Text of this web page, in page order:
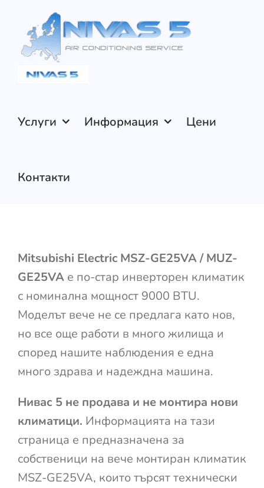
content
Услуги Информация Цени
Контакти
Mitsubishi Electric MSZ-GE25VA / MUZ-
GE25VAе по-стар инверторен климатик
с номинална мощност 9000 BTU.
Моделът вече не се предлага като нов,
но все още работи в много жилища и
според нашите наблюдения е една
много здрава и надеждна машина.
Нивас 5 не продава и не монтира нови
климатици. Информацията на тази
страница е предназначена за
собственици на вече монтиран климатик
MSZ-GE25VA, които търсят технически